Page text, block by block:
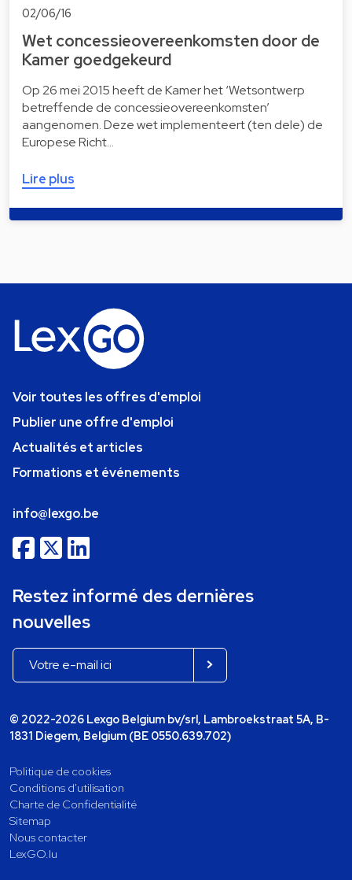
02/06/16
Wet concessieovereenkomsten door de
Kamer goedgekeurd
Op 26 mei 2015 heeft de Kamer het ‘Wetsontwerp
betreffende de concessieovereenkomsten’
aangenomen. Deze wet implementeert (ten dele) de
Europese Richt…
Lire plus
Voir toutes les offres d'emploi
Publier une offre d'emploi
Actualités et articles
Formations et événements
info@lexgo.be
Restez informé des dernières
nouvelles
© 2022-2026 Lexgo Belgium bv/srl, Lambroekstraat 5A, B-
1831 Diegem, Belgium (BE 0550.639.702)
Politique de cookies
Conditions d'utilisation
Charte de Confidentialité
Sitemap
Nous contacter
LexGO.lu